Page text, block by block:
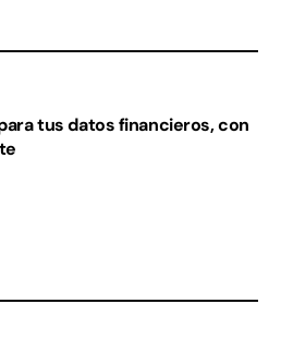
tus datos financieros, con